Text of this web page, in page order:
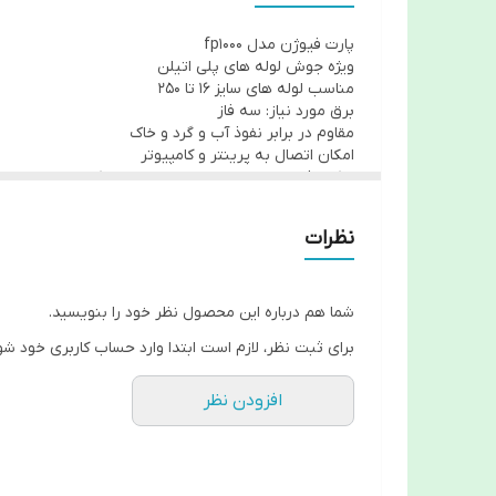
پارت فیوژن مدل fp1000
ویژه جوش لوله های پلی اتیلن
مناسب لوله های سایز 16 تا 250
برق مورد نیاز: سه فاز
مقاوم در برابر نفوذ آب و گرد و خاک
امکان اتصال به پرینتر و کامپیوتر
امکان ذخیره و چاپ اطلاعات مراحل جوشکاری
دارای یکسال ضمانت
پنج سال خدمات پس از فروش
هیت سینک مناسب به همراه فن خنک کننده
ولتاژ ورودی ۱۷۸ تا ۲۵۳ ولت
ولتاژ خروجی ۸ تا ۴۸ ولت
توان مصرفی ۴.۵ کیلو وات
جنس بدنه پلیمری با رنگ الکتروستاتیک
نظرات
شما هم درباره این محصول نظر خود را بنویسید.
برای ثبت نظر، لازم است ابتدا وارد حساب کاربری خود
افزودن نظر